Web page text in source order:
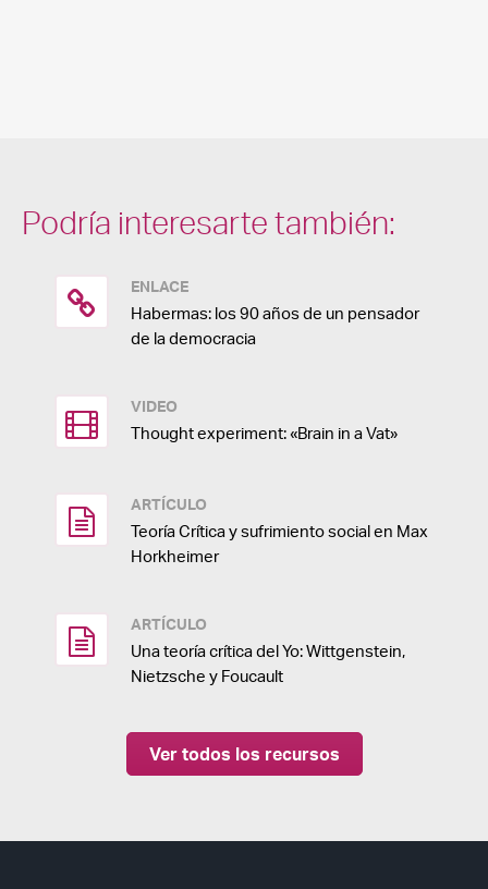
Podría interesarte también:
ENLACE
Habermas: los 90 años de un pensador
de la democracia
VIDEO
Thought experiment: «Brain in a Vat»
ARTÍCULO
Teoría Crítica y sufrimiento social en Max
Horkheimer
ARTÍCULO
Una teoría crítica del Yo: Wittgenstein,
Nietzsche y Foucault
Ver todos los recursos